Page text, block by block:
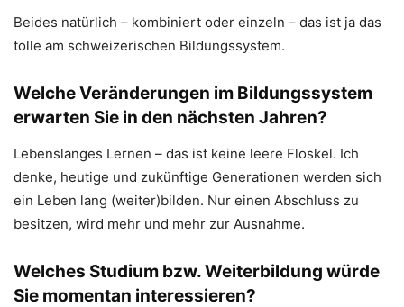
Beides natürlich – kombiniert oder einzeln – das ist ja das
tolle am schweizerischen Bildungssystem.
Welche Veränderungen im Bildungssystem
erwarten Sie in den nächsten Jahren?
Lebenslanges Lernen – das ist keine leere Floskel. Ich
denke, heutige und zukünftige Generationen werden sich
ein Leben lang (weiter)bilden. Nur einen Abschluss zu
besitzen, wird mehr und mehr zur Ausnahme.
Welches Studium bzw. Weiterbildung würde
Sie momentan interessieren?